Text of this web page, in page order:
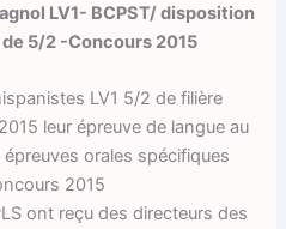
LV1- BCPST/ disposition
5/2 -Concours 2015
LV1 5/2 de filière
leur épreuve de langue au
orales spécifiques
2015
ont reçu des directeurs des